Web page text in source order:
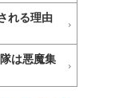
れる理由
は悪魔集